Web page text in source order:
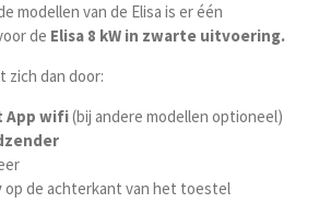
modellen van de Elisa is er één
de Elisa 8 kW in zwarte uitvoering.
zich dan door:
App wifi(bij andere modellen optioneel)
op de achterkant van het toestel